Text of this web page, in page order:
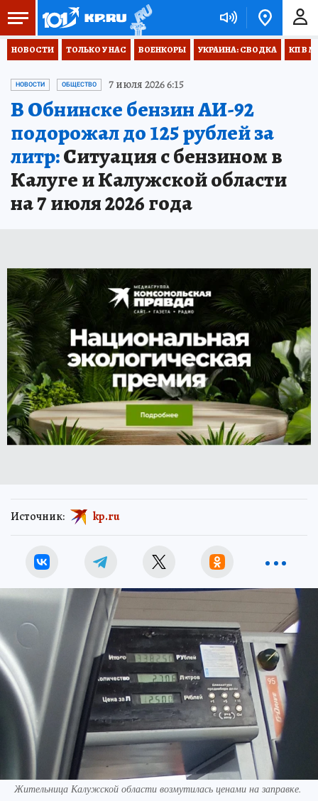
НОВОСТИ ТОЛЬКО У НАС ВОЕНКОРЫ УКРАИНА: СВОДКА КП В
НОВОСТИ ОБЩЕСТВО 7 июля 2026 6:15
В Обнинске бензин АИ-92
подорожал до 125 рублей за
литр:Ситуация с бензином в
Калуге и Калужской области
на 7 июля 2026 года
Источник: kp.ru
Жительница Калужской области возмутилась ценами на заправке.